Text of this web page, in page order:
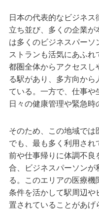
日本の代表的なビジネ
立ち並び、多くの企業が
は多くのビジネスパー
ストランも活気にあふ
都圏全体からアクセス
る駅があり、多方向か
ている。一方で、仕事や
日々の健康管理や緊急時
そのため、この地域で
でも、最も多く利用さ
前や仕事帰りに体調不
合、ビジネスパーソン
る。このエリアの医療
条件を活かして駅周辺
置されていることがあげ